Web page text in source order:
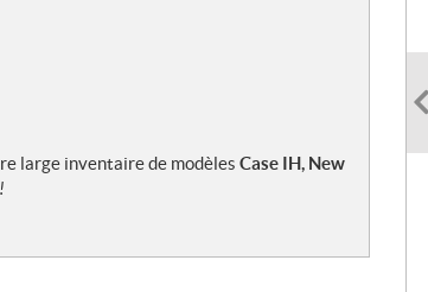
large inventaire de modèles Case IH, New